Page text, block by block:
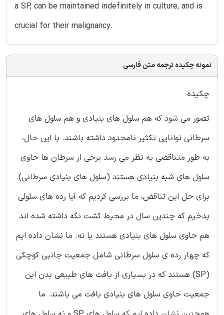
a SP, can be maintained indefinitely in culture, and is
crucial for their malignancy.
نمونه چکیده ترجمه متن فارسی
چکیده
تصور می شود که هم سلول های بنیادی و هم سلول های
سرطانی توانایی تکثیر نامحدود داشته باشند. با این حال،
به طور متناقضی به نظر می رسد برخی از سرطان ها حاوی
سلول های شبه بنیادی هستند (سلول های بنیادی سرطانی).
برای حل این تناقض، ما بررسی کردیم که آیا رده های سلولی
بدخیم که چندین سال در محیط کشت نگه داشته شده اند
هم حاوی سلول های بنیادی هستند یا نه. ما نشان داده ایم
که چهار رده ی سلول سرطانی شامل جمعیت جانبی کوچکی
(SP) هستند که در بسیاری از بافت های طبیعی بدن این
جمعیت حاوی سلول های بنیادی بافت می باشند. ما